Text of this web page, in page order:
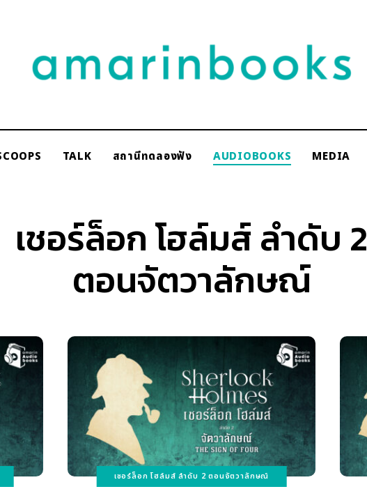
NAKSCOOPS
ผู้คน
อ่าน TALK สถานีทดลองฟัง AUDIOBOOKS MEDIA
เชอร์ล็อก โฮล์มส์ ลำดับ 2
ตอนจัตวาลักษณ์
เชอร์ล็อก โฮล์มส์ ลำดับ 2 ตอนจัตวาลักษณ์